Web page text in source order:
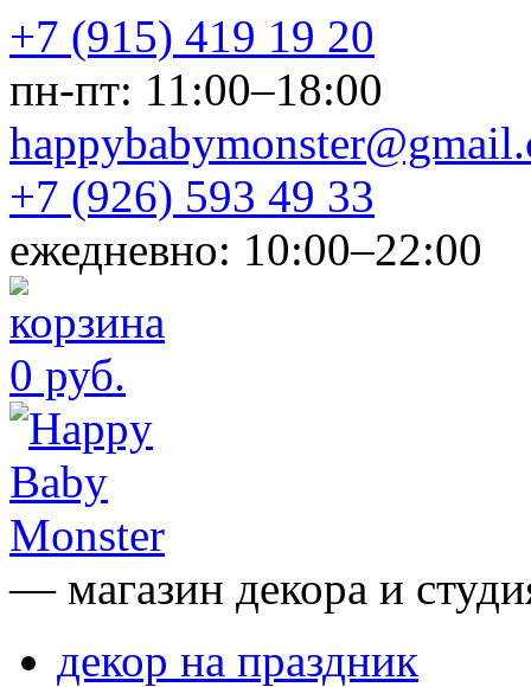
+7 (915) 419 19 20
пн-пт: 11:00–18:00
+7 (926) 593 49 33
ежедневно: 10:00–22:00
0 руб.
— магазин декора и
декор на праздник